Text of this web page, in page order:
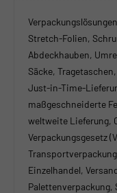
Stretch-Folien,
Abdeckhauben,
Säcke,
Just-in-Time-
maßgeschneiderte
weltweite Lieferung,
Verpackungsgesetz
Einzelhandel,
Palettenverpackung,